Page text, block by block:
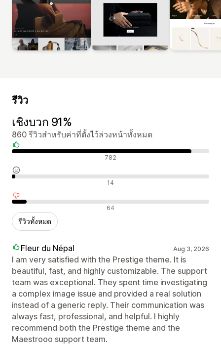
รีวิว
เชิงบวก 91%
860 รีวิวสำหรับค่าที่ตั้งไว้ล่วงหน้าทั้งหมด
782
14
64
รีวิวทั้งหมด
Fleur du Népal Aug 3, 2026
I am very satisfied with the Prestige theme. It is
beautiful, fast, and highly customizable. The support
team was exceptional. They spent time investigating
a complex image issue and provided a real solution
instead of a generic reply. Their communication was
always fast, professional, and helpful. I highly
recommend both the Prestige theme and the
Maestrooo support team.